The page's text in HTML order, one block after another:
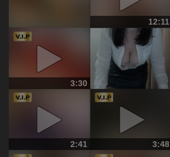
12:11
3:30
2:41 3:48